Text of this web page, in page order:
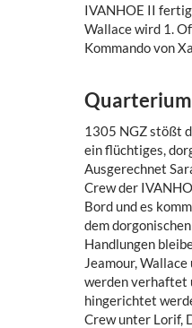
IVANHOE II
Wallace wird 1.
Kommando von
Quarterium
1305 NGZ stößt
ein flüchtiges,
Ausgerechnet
Crew der
Bord und es
dem
Handlungen
Jeamour,
werden verhaftet
hingerichtet
Crew unter Lorif,